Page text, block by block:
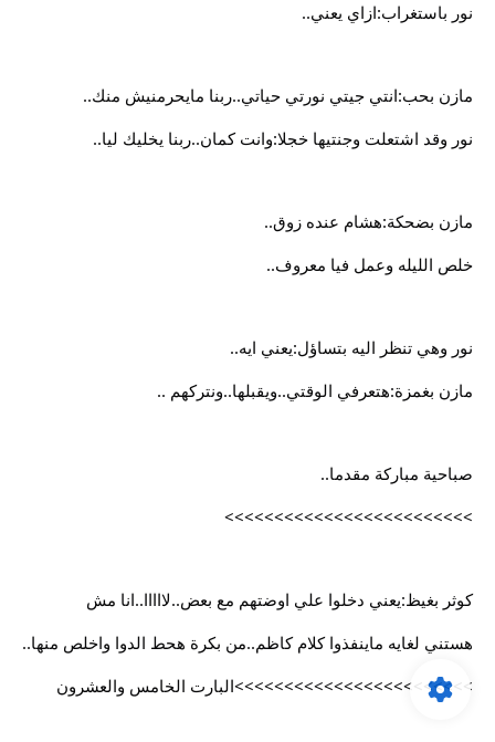
نور باستغراب:ازاي يعني..
مازن بحب:انتي جيتي نورتي حياتي..ربنا مايحرمنيش منك..
نور وقد اشتعلت وجنتيها خجلا:وانت كمان..ربنا يخليك ليا..
مازن بضحكة:هشام عنده زوق..
خلص الليله وعمل فيا معروف..
نور وهي تنظر اليه بتساؤل:يعني ايه..
مازن بغمزة:هتعرفي الوقتي..ويقبلها..ونتركهم ..
صباحية مباركة مقدما..
>>>>>>>>>>>>>>>>>>>>>>>>>
كوثر بغيظ:يعني دخلوا علي اوضتهم مع بعض..لااااا..انا مش
هستني لغايه ماينفذوا كلام كاظم..من بكرة هحط الدوا واخلص منها..
>>>>>>>>>>>>>>>>>>>>>>>>البارت الخامس والعشرون